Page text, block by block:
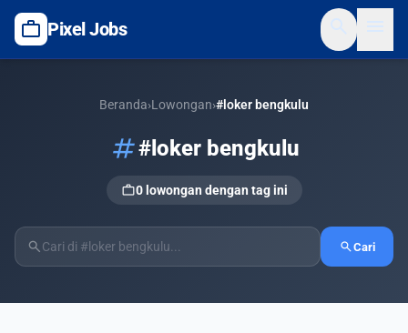
work Pixel Jobs
Beranda›Lowongan›#loker bengkulu
tag#loker bengkulu
work0 lowongan dengan tag ini
search searchCari